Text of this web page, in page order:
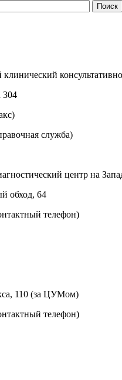
304
служба)
центр на
обход, 64
телефон)
110 (за ЦУМом)
телефон)